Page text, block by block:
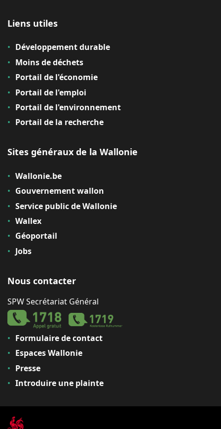
Liens utiles
Développement durable
Moins de déchets
Portail de l'économie
Portail de l'emploi
Portail de l'environnement
Portail de la recherche
Sites généraux de la Wallonie
Wallonie.be
Gouvernement wallon
Service public de Wallonie
Wallex
Géoportail
Jobs
Nous contacter
SPW Secrétariat Général
Formulaire de contact
Espaces Wallonie
Presse
Introduire une plainte